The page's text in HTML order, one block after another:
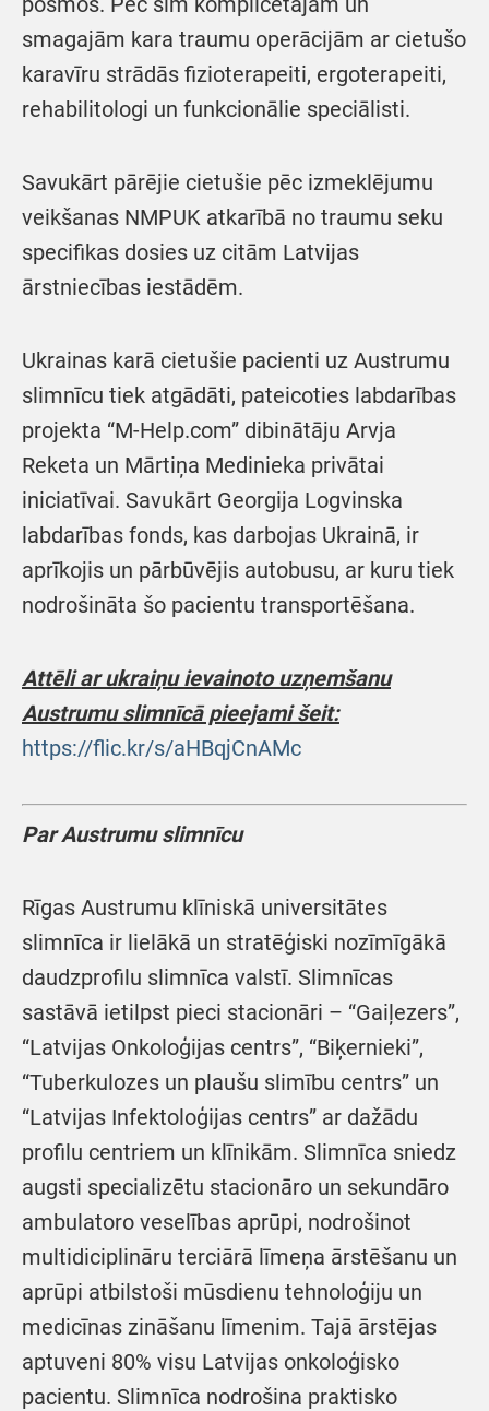
smagajām kara traumu operācijām ar cietušo
karavīru strādās fizioterapeiti, ergoterapeiti,
rehabilitologi un funkcionālie speciālisti.
Savukārt pārējie cietušie pēc izmeklējumu
veikšanas NMPUK atkarībā no traumu seku
specifikas dosies uz citām Latvijas
ārstniecības iestādēm.
Ukrainas karā cietušie pacienti uz Austrumu
slimnīcu tiek atgādāti, pateicoties labdarības
projekta “M-Help.com” dibinātāju Arvja
Reketa un Mārtiņa Medinieka privātai
iniciatīvai. Savukārt Georgija Logvinska
labdarības fonds, kas darbojas Ukrainā, ir
aprīkojis un pārbūvējis autobusu, ar kuru tiek
nodrošināta šo pacientu transportēšana.
Attēli ar ukraiņu ievainoto uzņemšanu
Austrumu slimnīcā pieejami šeit:
https://flic.kr/s/aHBqjCnAMc
Par Austrumu slimnīcu
Rīgas Austrumu klīniskā universitātes
slimnīca ir lielākā un stratēģiski nozīmīgākā
daudzprofilu slimnīca valstī. Slimnīcas
sastāvā ietilpst pieci stacionāri – “Gaiļezers”,
“Latvijas Onkoloģijas centrs”, “Biķernieki”,
“Tuberkulozes un plaušu slimību centrs” un
“Latvijas Infektoloģijas centrs” ar dažādu
profilu centriem un klīnikām. Slimnīca sniedz
augsti specializētu stacionāro un sekundāro
ambulatoro veselības aprūpi, nodrošinot
multidiciplināru terciārā līmeņa ārstēšanu un
aprūpi atbilstoši mūsdienu tehnoloģiju un
medicīnas zināšanu līmenim. Tajā ārstējas
aptuveni 80% visu Latvijas onkoloģisko
pacientu. Slimnīca nodrošina praktisko